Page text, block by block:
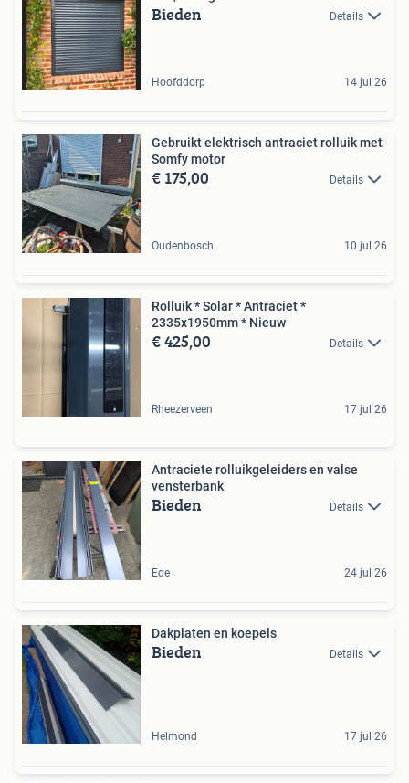
Bieden Details
Hoofddorp 14 jul 26
Gebruikt elektrisch antraciet rolluik met
Somfy motor
€ 175,00 Details
Oudenbosch 10 jul 26
Rolluik * Solar * Antraciet *
2335x1950mm * Nieuw
€ 425,00 Details
Rheezerveen 17 jul 26
Antraciete rolluikgeleiders en valse
vensterbank
Bieden Details
Ede 24 jul 26
Dakplaten en koepels
Bieden Details
Helmond 17 jul 26